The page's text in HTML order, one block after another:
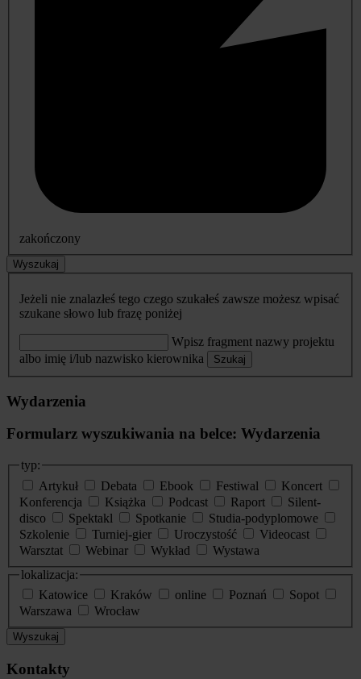
zakończony
Wyszukaj
Jeżeli nie znalazłeś tego czego szukałeś zawsze możesz wpisać
szukane słowo lub frazę poniżej
Wpisz fragment nazwy projektu
albo imię i/lub nazwisko kierownika
Szukaj
Wydarzenia
Formularz wyszukiwania na belce: Wydarzenia
typ:
Artykuł
Debata Ebook Festiwal
Koncert
Konferencja
Książka Podcast Raport
Silent-
disco
Spektakl Spotkanie
Studia-podyplomowe
Szkolenie
Turniej-gier Uroczystość
Videocast
Warsztat
Webinar Wykład
Wystawa
lokalizacja:
Katowice
Kraków online Poznań
Sopot
Warszawa
Wrocław
Wyszukaj
Kontakty